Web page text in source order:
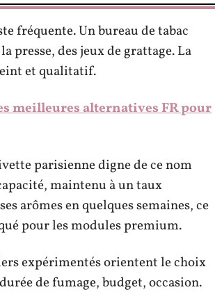
fréquente. Un bureau de tabac
presse, des jeux de grattage. La
et qualitatif.
meilleures alternatives FR pour
parisienne digne de ce nom
maintenu à un taux
arômes en quelques semaines, ce
pour les modules premium.
expérimentés orientent le choix
de fumage, budget, occasion.